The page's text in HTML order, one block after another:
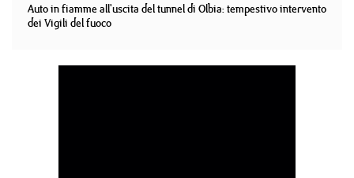
Auto in fiamme all'uscita del tunnel di Olbia: tempestivo intervento
dei Vigili del fuoco